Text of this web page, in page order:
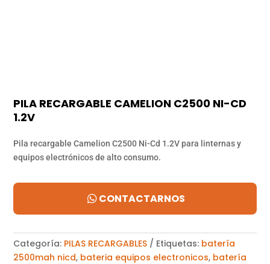
PILA RECARGABLE CAMELION C2500 NI-CD
1.2V
Pila recargable Camelion C2500 Ni-Cd 1.2V para linternas y
equipos electrónicos de alto consumo.
CONTACTARNOS
Categoría: PILAS RECARGABLES Etiquetas: batería
2500mah nicd, bateria equipos electronicos, batería